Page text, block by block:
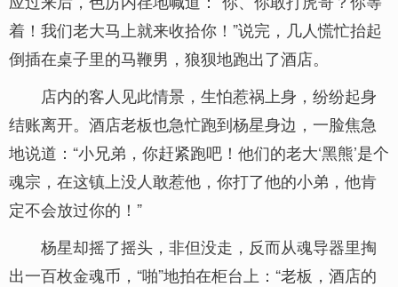
着！我们老大马上就来收拾你！”说完，几人慌忙抬起
倒插在桌子里的马鞭男，狼狈地跑出了酒店。
店内的客人见此情景，生怕惹祸上身，纷纷起身
结账离开。酒店老板也急忙跑到杨星身边，一脸焦急
地说道：“小兄弟，你赶紧跑吧！他们的老大‘黑熊’是个
魂宗，在这镇上没人敢惹他，你打了他的小弟，他肯
定不会放过你的！”
杨星却摇了摇头，非但没走，反而从魂导器里掏
出一百枚金魂币，“啪”地拍在柜台上：“老板，酒店的